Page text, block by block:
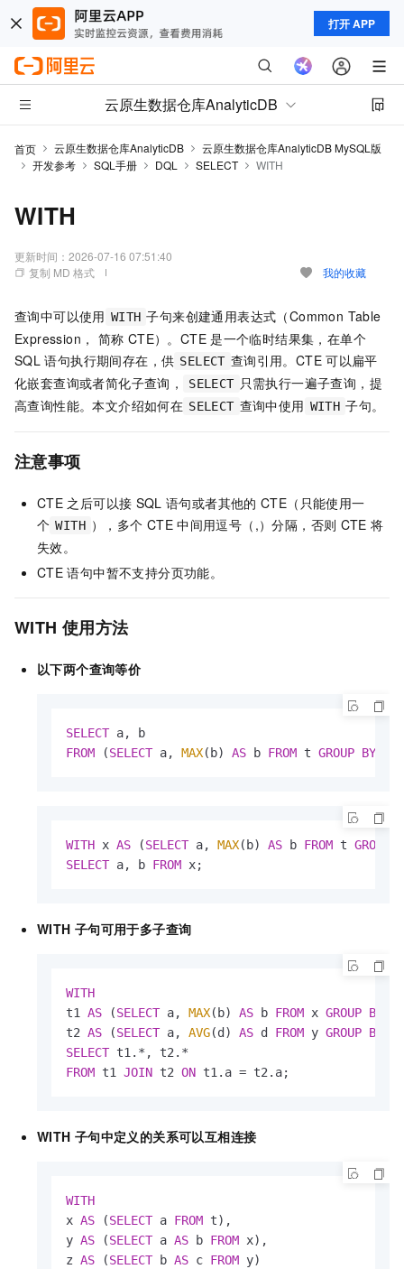
打开 APP
云原生数据仓库AnalyticDB
首页 云原生数据仓库AnalyticDB
云原生数据仓库AnalyticDB MySQL版
开发参考
SQL手册 DQL SELECT WITH
WITH
更新时间： 2026-07-16 07:51:40
复制 MD 格式
我的收藏
查询中可以使用 WITH 子句来创建通用表达式（Common Table
Expression， 简称 CTE）。CTE 是一个临时结果集，在单个
SQL 语句执行期间存在，供 SELECT 查询引用。CTE 可以扁平
化嵌套查询或者简化子查询，
SELECT 只需执行一遍子查询，提
高查询性能。本文介绍如何在 SELECT 查询中使用 WITH 子句。
注意事项
CTE 之后可以接 SQL 语句或者其他的 CTE（只能使用一
个 WITH ），多个 CTE 中间用逗号（,）分隔，否则 CTE 将
失效。
CTE 语句中暂不支持分页功能。
WITH 使用方法
以下两个查询等价
SELECT
FROM (SELECT a, MAX(b) AS b FROM t GROUP BY
WITH x AS (SELECT a, MAX(b) AS b FROM t GROUP
SELECT a, b FROM x;
WITH 子句可用于多子查询
WITH
t1 AS (SELECT a, MAX(b) AS b FROM x GROUP BY
t2 AS (SELECT a, AVG(d) AS d FROM y GROUP BY
SELECT t1. * , t2. *
FROM t1 JOIN t2 ON t1.a =
WITH 子句中定义的关系可以互相连接
WITH
x AS (SELECT a FROM t),
y AS (SELECT a AS b FROM x),
z AS (SELECT b AS c FROM